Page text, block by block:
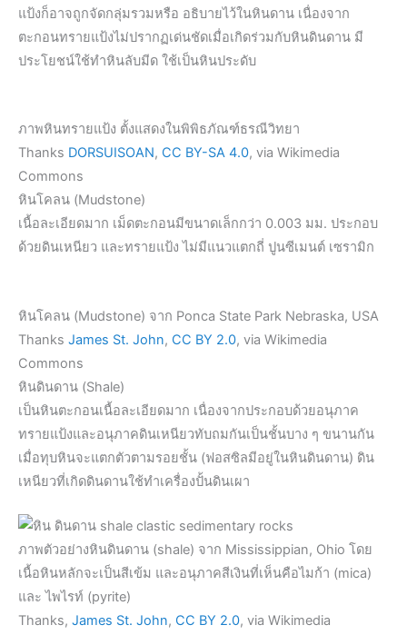
แป้งก็อาจถูกจัดกลุ่มรวมหรือ อธิบายไว้ในหินดาน เนื่องจาก
ตะกอนทรายแป้งไม่ปรากฏเด่นชัดเมื่อเกิดร่วมกับหินดินดาน มี
ประโยชน์ใช้ทำหินลับมีด ใช้เป็นหินประดับ
ภาพหินทรายแป้ง ตั้งแสดงในพิพิธภัณฑ์ธรณีวิทยา
Thanks DORSUISOAN, CC BY-SA 4.0, via Wikimedia
Commons
หินโคลน (Mudstone)
เนื้อละเอียดมาก เม็ดตะกอนมีขนาดเล็กกว่า 0.003 มม. ประกอบ
ด้วยดินเหนียว และทรายแป้ง ไม่มีแนวแตกถี่ ปูนซีเมนต์ เซรามิก
หินโคลน (Mudstone) จาก Ponca State Park Nebraska, USA
Thanks James St. John, CC BY 2.0, via Wikimedia
Commons
หินดินดาน (Shale)
เป็นหินตะกอนเนื้อละเอียดมาก เนื่องจากประกอบด้วยอนุภาค
ทรายแป้งและอนุภาคดินเหนียวทับถมกันเป็นชั้นบาง ๆ ขนานกัน
เมื่อทุบหินจะแตกตัวตามรอยชั้น (ฟอสซิลมีอยู่ในหินดินดาน) ดิน
เหนียวที่เกิดดินดานใช้ทำเครื่องปั้นดินเผา
ภาพตัวอย่างหินดินดาน (shale) จาก Mississippian, Ohio โดย
เนื้อหินหลักจะเป็นสีเข้ม และอนุภาคสีเงินที่เห็นคือไมก้า (mica)
และ ไพไรท์ (pyrite)
Thanks, James St. John, CC BY 2.0, via Wikimedia